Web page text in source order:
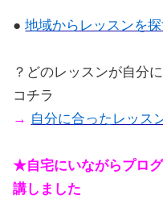
●地域からレッスンを
？どのレッスンが自分
コチラ
→ 自分に合ったレッス
★自宅にいながらプロ
講しました